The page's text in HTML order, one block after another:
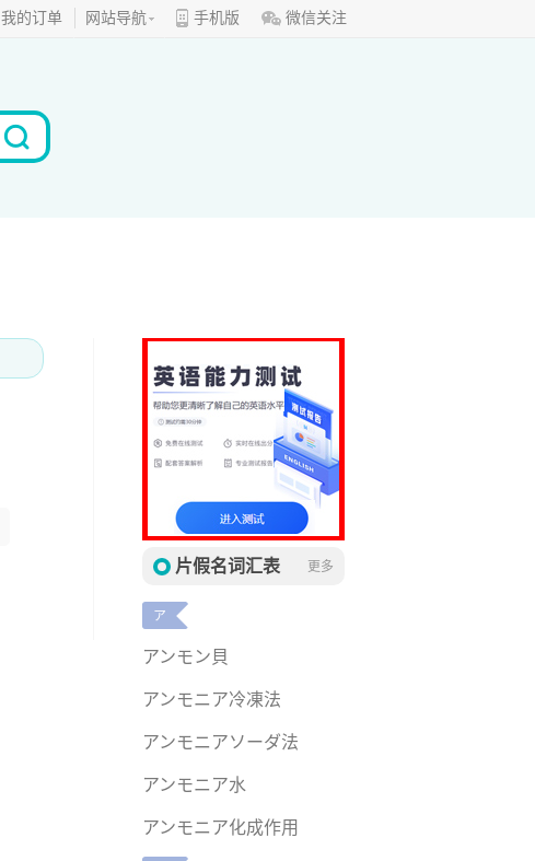
我的订单 网站导航 手机版 微信关注
片假名词汇表 更多
ア
アンモン貝
アンモニア冷凍法
アンモニアソーダ法
アンモニア水
アンモニア化成作用